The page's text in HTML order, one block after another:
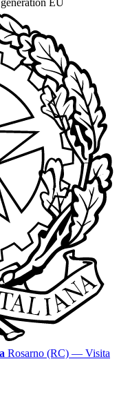
Rosarno (RC) — Visita